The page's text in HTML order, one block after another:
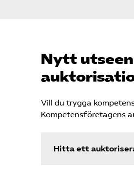
Nytt
Vill du trygga
Kompetensföretagens
Hitta ett